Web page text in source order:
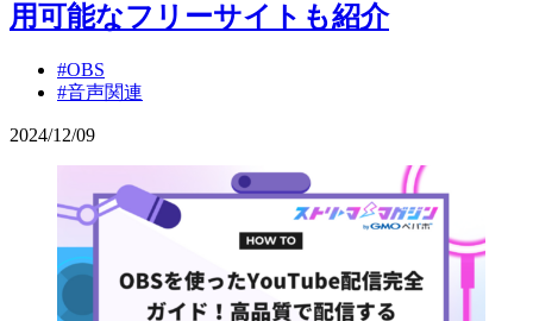
用可能なフリーサイトも紹介
#OBS
#音声関連
2024/12/09